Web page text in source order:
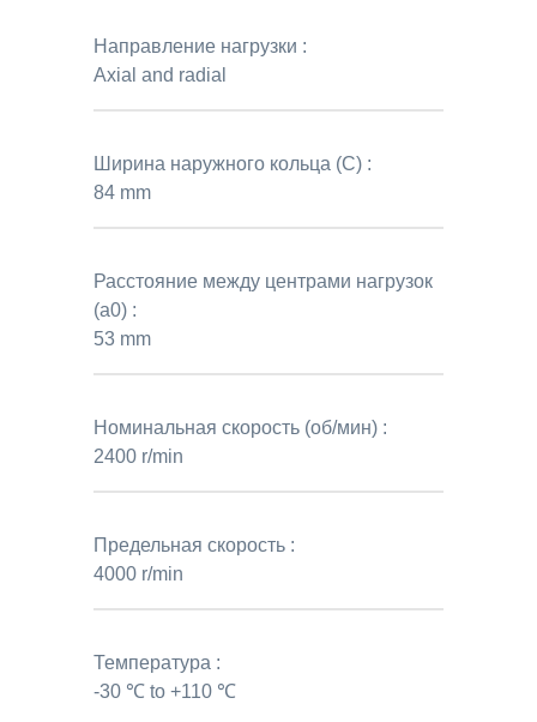
Направление нагрузки :
Axial and radial
Ширина наружного кольца (C) :
84 mm
Расстояние между центрами нагрузок
(a0) :
53 mm
Номинальная скорость (об/мин) :
2400 r/min
Предельная скорость :
4000 r/min
Температура :
-30 ℃ to +110 ℃